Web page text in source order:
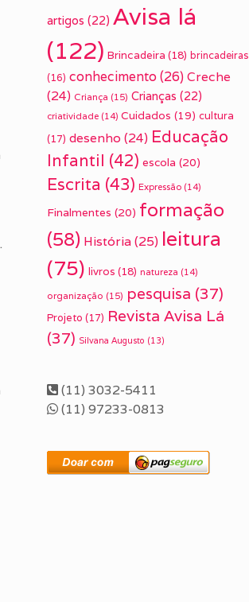
artigos (22) Avisa lá
(122) Brincadeira (18) brincadeiras
(16) conhecimento(26) Creche
(24) Criança (15) Crianças (22)
criatividade (14) Cuidados (19) cultura
(17) desenho (24) Educação
Infantil (42) escola (20)
Escrita (43) Expressão (14)
Finalmentes (20) formação
(58) História(25) leitura
(75) livros (18) natureza (14)
organização (15) pesquisa (37)
Projeto (17) Revista Avisa Lá
(37) Silvana Augusto (13)
(11) 3032-5411
(11) 97233-0813